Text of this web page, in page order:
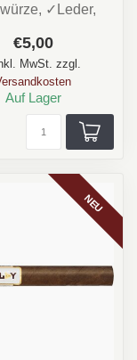
✓Leder,
★★☆☆☆
60 bis 90 ...
€5,00
MwSt. zzgl.
Auf Lager
NEU